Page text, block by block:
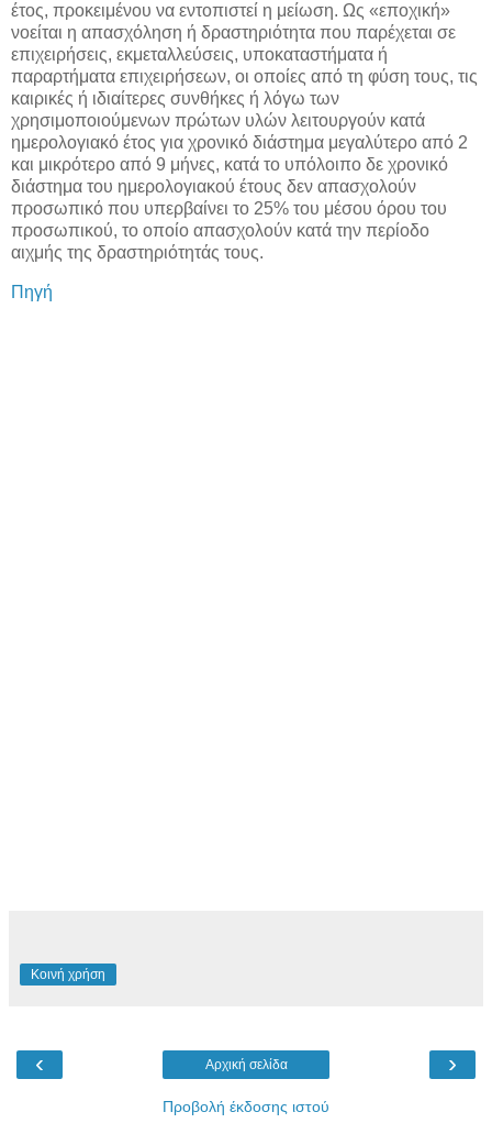
έτος, προκειμένου να εντοπιστεί η μείωση. Ως «εποχική»
νοείται η απασχόληση ή δραστηριότητα που παρέχεται σε
επιχειρήσεις, εκμεταλλεύσεις, υποκαταστήματα ή
παραρτήματα επιχειρήσεων, οι οποίες από τη φύση τους, τις
καιρικές ή ιδιαίτερες συνθήκες ή λόγω των
χρησιμοποιούμενων πρώτων υλών λειτουργούν κατά
ημερολογιακό έτος για χρονικό διάστημα μεγαλύτερο από 2
και μικρότερο από 9 μήνες, κατά το υπόλοιπο δε χρονικό
διάστημα του ημερολογιακού έτους δεν απασχολούν
προσωπικό που υπερβαίνει το 25% του μέσου όρου του
προσωπικού, το οποίο απασχολούν κατά την περίοδο
αιχμής της δραστηριότητάς τους.
Πηγή
Κοινή χρήση
‹ ›
Αρχική σελίδα
Προβολή έκδοσης ιστού